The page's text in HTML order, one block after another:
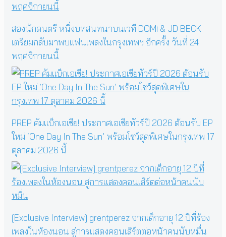
สองนักดนตรี หนึ่งบทสนทนาบนเวที DOMi & JD BECK
เตรียมกลับมาพบแฟนเพลงในกรุงเทพฯ อีกครั้ง วันที่ 24
พฤศจิกายนนี้
PREP คัมแบ็กเอเชีย! ประกาศเอเชียทัวร์ปี 2026 ต้อนรับ EP
ใหม่ ‘One Day In The Sun’ พร้อมโชว์สุดพิเศษในกรุงเทพ 17
ตุลาคม 2026 นี้
[Exclusive Interview] grentperez จากเด็กอายุ 12 ปีที่ร้อง
เพลงในห้องนอน สู่การแสดงคอนเสิร์ตต่อหน้าคนนับหมื่น